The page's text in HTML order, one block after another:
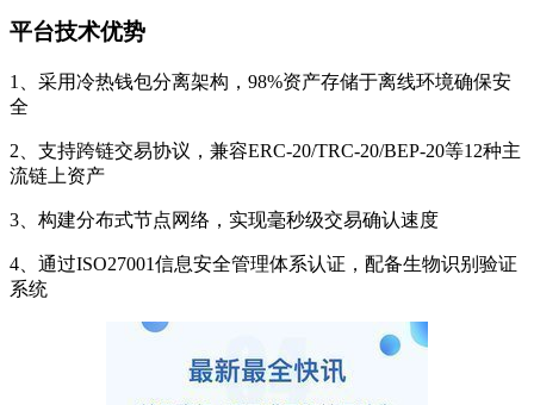
平台技术优势
1、采用冷热钱包分离架构，98%资产存储于离线环境确保安
全
2、支持跨链交易协议，兼容ERC-20/TRC-20/BEP-20等12种主
流链上资产
3、构建分布式节点网络，实现毫秒级交易确认速度
4、通过ISO27001信息安全管理体系认证，配备生物识别验证
系统